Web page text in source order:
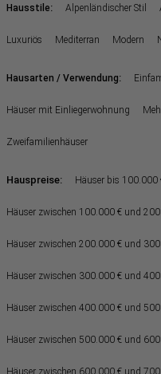
Hausstile: Alpenländischer Stil
Luxuriös Mediterran Modern
Hausarten / Verwendung:
Häuser mit Einliegerwohnung
Zweifamilienhäuser
Hauspreise: Häuser bis 100.000
Häuser zwischen 100.000 € und
Häuser zwischen 200.000 € und
Häuser zwischen 300.000 € und
Häuser zwischen 400.000 € und
Häuser zwischen 500.000 € und
Häuser zwischen 600.000 € und